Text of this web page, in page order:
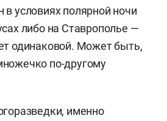
в условиях полярной ночи
либо на Ставрополье —
одинаковой. Может быть,
по-другому
именно